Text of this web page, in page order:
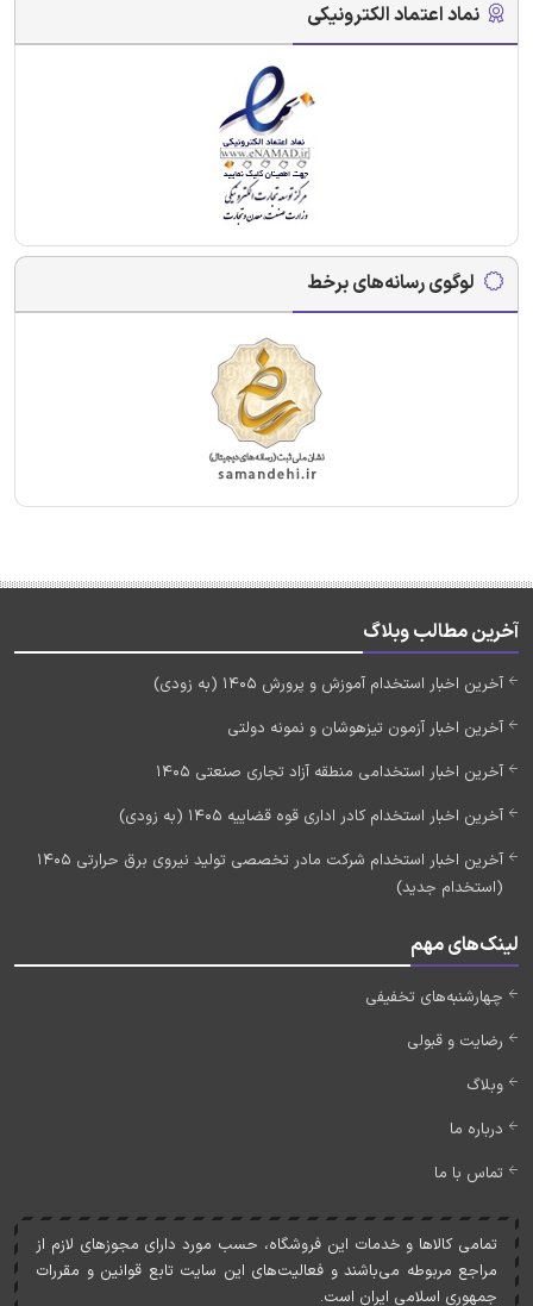
نماد اعتماد الکترونیکی
لوگوی رسانه‌های برخط
آخرین مطالب وبلاگ
آخرین اخبار استخدام آموزش و پرورش 1405 (به زودی)
آخرین اخبار آزمون تیزهوشان و نمونه دولتی
آخرین اخبار استخدامی منطقه آزاد تجاری صنعتی 1405
آخرین اخبار استخدام کادر اداری قوه قضاییه 1405 (به زودی)
آخرین اخبار استخدام شرکت مادر تخصصی تولید نیروی برق حرارتی 1405
(استخدام جدید)
لینک‌های مهم
چهارشنبه‌های تخفیفی
رضایت و قبولی
وبلاگ
درباره ما
تماس با ما
تمامی کالاها و خدمات اين فروشگاه، حسب مورد دارای مجوزهای لازم از
مراجع مربوطه می‌باشند و فعاليت‌های اين سايت تابع قوانين و مقررات
جمهوری اسلامی ايران است.